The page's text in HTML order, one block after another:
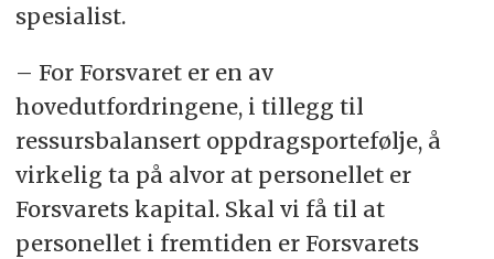
spesialist.
– For Forsvaret er en av
hovedutfordringene, i tillegg til
ressursbalansert oppdragsportefølje, å
virkelig ta på alvor at personellet er
Forsvarets kapital. Skal vi få til at
personellet i fremtiden er Forsvarets